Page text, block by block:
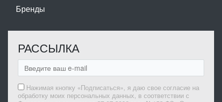
Бренды
РАССЫЛКА
Нажимая кнопку «Подписаться», я даю свое согласие на
обработку моих персональных данных, в соответствии с